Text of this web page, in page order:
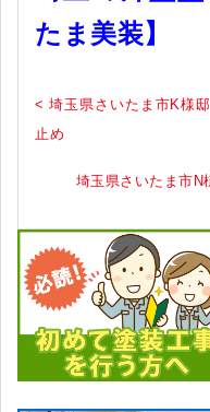
たま美装】
< 埼玉県さいたま市K
止め
埼玉県さいたま市